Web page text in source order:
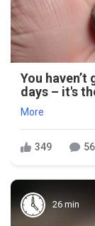
You
days – it's
More
349 56
26 min